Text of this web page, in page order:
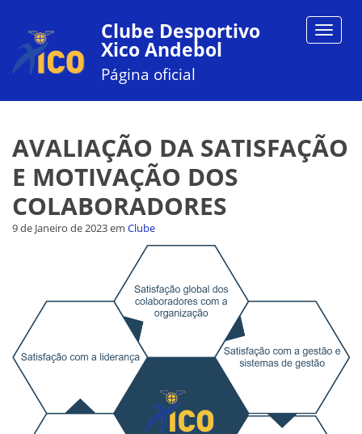
Toggle
Clube Desportivo
Xico Andebol
Página oficial
AVALIAÇÃO DA SATISFAÇÃO
E MOTIVAÇÃO DOS
COLABORADORES
9 de Janeiro de 2023em Clube